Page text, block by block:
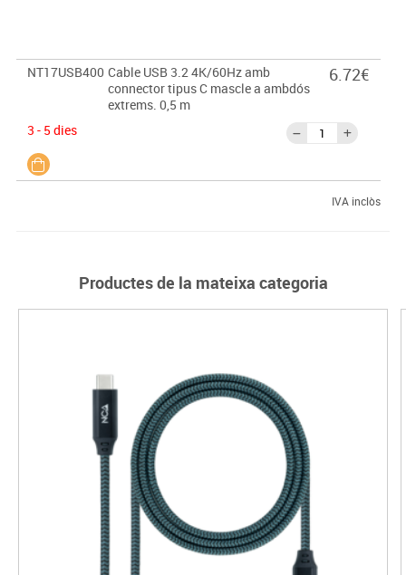
NT17USB400 Cable USB 3.2 4K/60Hz amb
connector tipus C mascle a ambdós
extrems. 0,5 m
3 - 5 dies
6.72€
IVA inclòs
Productes de la mateixa categoria